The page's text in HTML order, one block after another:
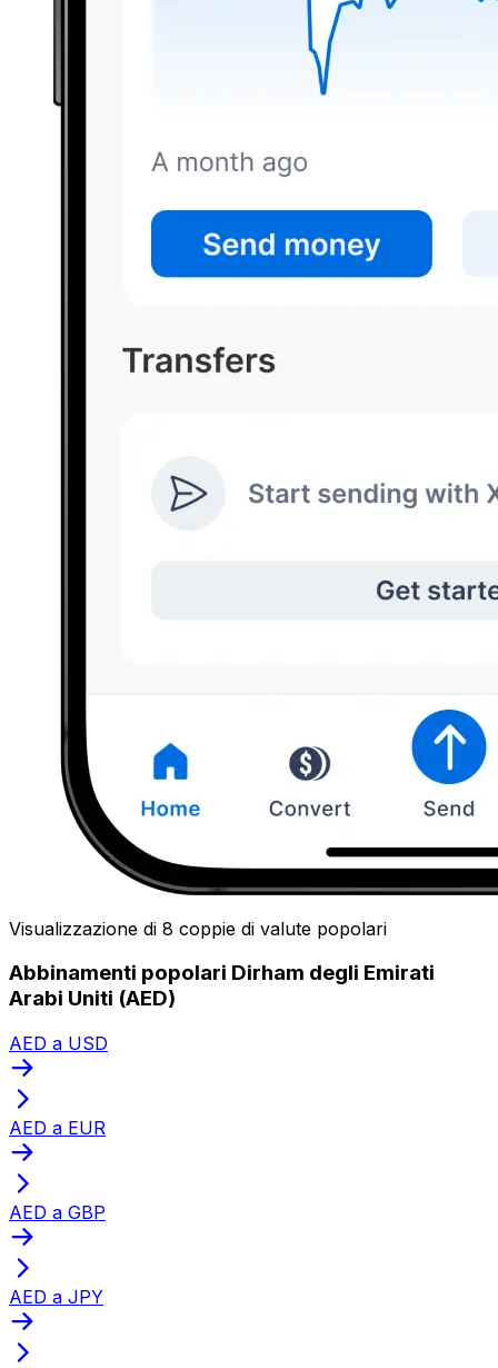
Visualizzazione di 8 coppie di valute popolari
Abbinamenti popolari Dirham degli Emirati
Arabi Uniti (AED)
AED a USD
AED a EUR
AED a GBP
AED a JPY